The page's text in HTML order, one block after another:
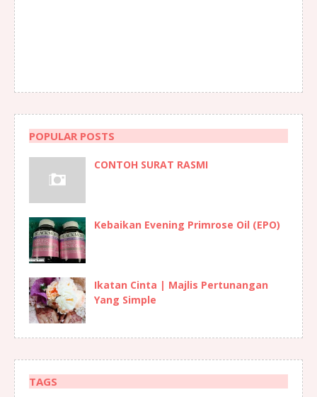
POPULAR POSTS
CONTOH SURAT RASMI
Kebaikan Evening Primrose Oil (EPO)
Ikatan Cinta | Majlis Pertunangan
Yang Simple
TAGS